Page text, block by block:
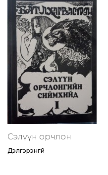
Сэлүүн орчлон
Дэлгэрэнгүй